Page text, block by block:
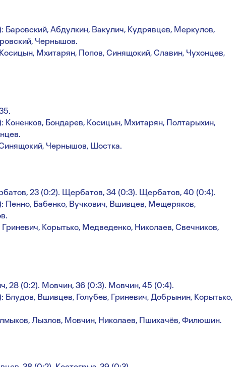
Баровский, Абдулкин, Вакулич, Кудрявцев, Меркулов,
Чернышов.
Мхитарян, Попов, Синящокий, Славин, Чухонцев,
Коненков, Бондарев, Косицын, Мхитарян, Полтарыхин,
Чернышов, Шостка.
23 (0:2). Щербатов, 34 (0:3). Щербатов, 40 (0:4).
Пенно, Бабенко, Вучкович, Вшивцев, Мещеряков,
Гриневич, Корытько, Медведенко, Николаев, Свечников,
28 (0:2). Мовчин, 36 (0:3). Мовчин, 45 (0:4).
Блудов, Вшивцев, Голубев, Гриневич, Добрынин, Корытько,
Лызлов, Мовчин, Николаев, Пшихачёв, Филюшин.